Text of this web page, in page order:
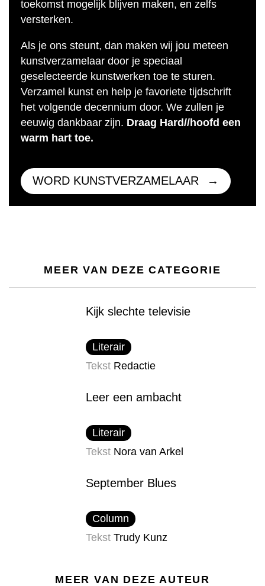
toekomst mogelijk blijven maken, en zelfs
versterken.
Als je ons steunt, dan maken wij jou meteen
kunstverzamelaar door je speciaal
geselecteerde kunstwerken toe te sturen.
Verzamel kunst en help je favoriete tijdschrift
het volgende decennium door. We zullen je
eeuwig dankbaar zijn. Draag Hard//hoofd een
warm hart toe.
WORD KUNSTVERZAMELAAR
MEER VAN DEZE CATEGORIE
Kijk slechte televisie
Literair
Tekst Redactie
Leer een ambacht
Literair
Tekst Nora van Arkel
September Blues
Column
Tekst Trudy Kunz
MEER VAN DEZE AUTEUR